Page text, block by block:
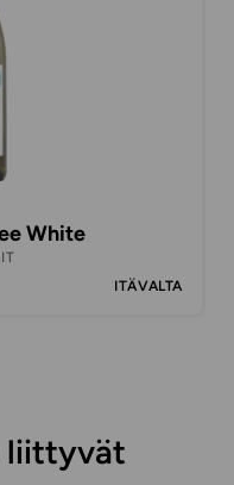
White
ITÄVALTA
liittyvät